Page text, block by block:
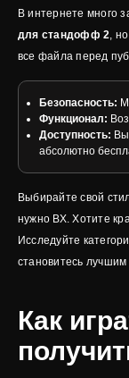
В интернете много
для стандофф 2 ,
все файла перед
Безопасность:
Функционал:
Доступность:
абсолютно
Выбирайте свой
нужно ВХ. Хотите
Исследуйте
становитесь лучшим
Как